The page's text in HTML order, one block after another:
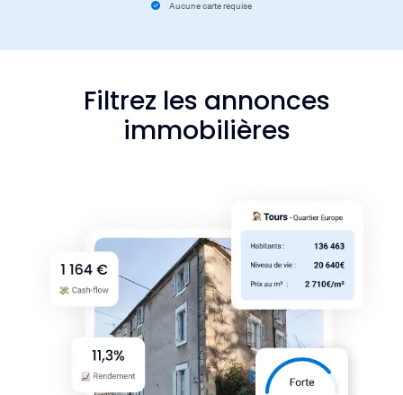
Aucune carte requise
Filtrez les annonces
immobilières